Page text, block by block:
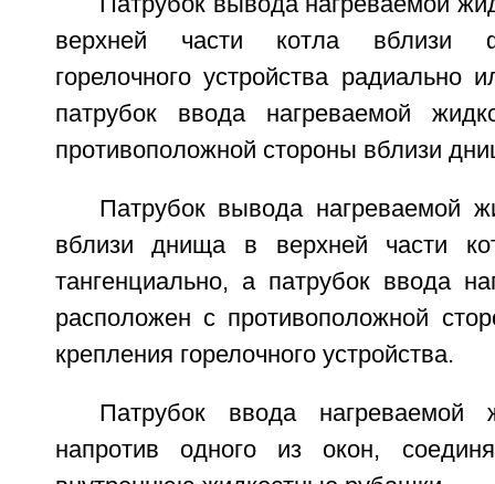
верхней части котла вблизи
горелочного устройства радиально
патрубок ввода нагреваемой
противоположной стороны вблизи
Патрубок вывода нагреваемой
вблизи днища в верхней части
тангенциально, а патрубок ввода
расположен с противоположной
крепления горелочного устройства.
Патрубок ввода нагреваемой
напротив одного из окон,